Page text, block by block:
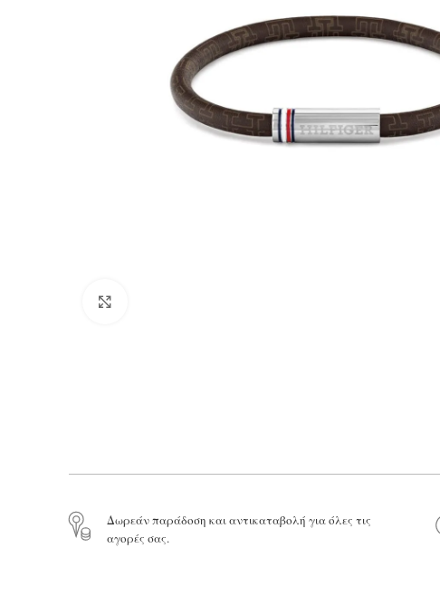
Δωρεάν παράδοση και αντικαταβολή για όλες τις
αγορές σας.